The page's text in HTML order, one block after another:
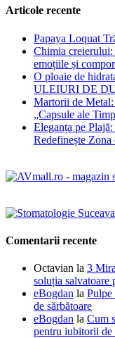
Articole recente
Papaya Loquat
Chimia creierului:
emoțiile și
O ploaie de
ULEIURI DE
Martorii de Metal:
„Capsule ale
Eleganța pe
Redefinește
Comentarii recente
Octavian la 3
soluția salvatoare
eBogdan la Pulpe
de sărbătoare
eBogdan la Cum
pentru iubitorii de